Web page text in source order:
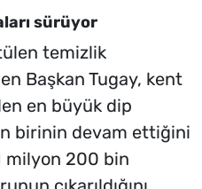
sürüyor
temizlik
Başkan Tugay, kent
en büyük dip
birinin devam ettiğini
milyon 200 bin